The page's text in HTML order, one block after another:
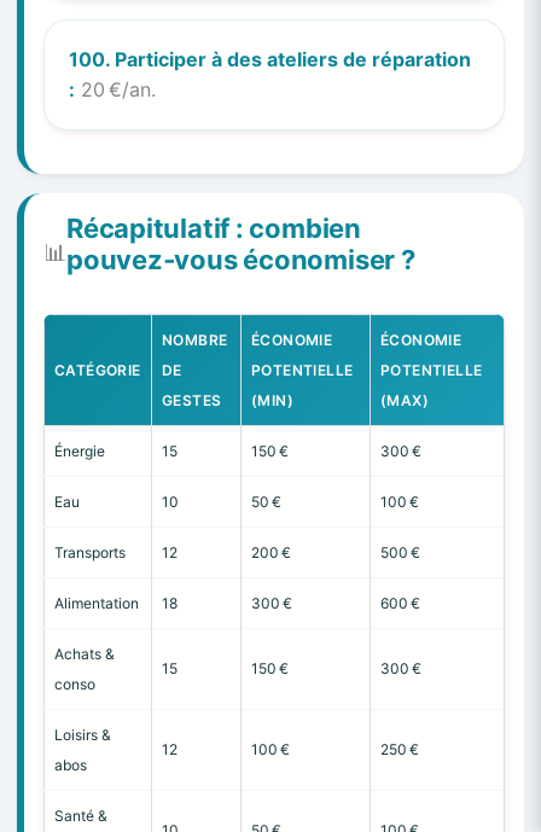
100. Participer à des ateliers de réparation
: 20 €/an.
📊
Récapitulatif : combien
pouvez‑vous économiser ?
CATÉGORIE
NOMBRE
DE
GESTES
ÉCONOMIE
POTENTIELLE
(MIN)
ÉCONOMIE
POTENTIELLE
(MAX)
Énergie 15 150 € 300 €
Eau 10 50 € 100 €
Transports 12 200 € 500 €
Alimentation 18 300 € 600 €
Achats &
conso
15 150 € 300 €
Loisirs &
abos
12 100 € 250 €
Santé &